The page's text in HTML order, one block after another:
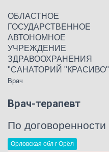
ОБЛАСТНОЕ
ГОСУДАРСТВЕННОЕ
АВТОНОМНОЕ
УЧРЕЖДЕНИЕ
ЗДРАВООХРАНЕНИЯ
"САНАТОРИЙ "КРАСИВО"
Врач
Врач-терапевт
По договоренности
Орловская обл г Орёл